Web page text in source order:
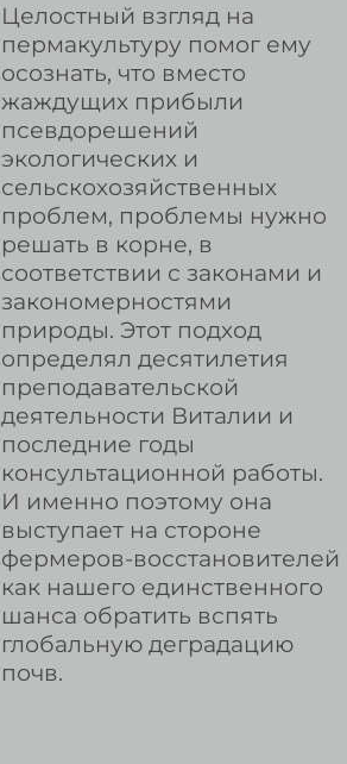
Целостный взгляд на
пермакультуру помог ему
осознать, что вместо
жаждущих прибыли
псевдорешений
экологических и
сельскохозяйственных
проблем, проблемы нужно
решать в корне, в
соответствии с законами и
закономерностями
природы. Этот подход
определял десятилетия
преподавательской
деятельности Виталии и
последние годы
консультационной работы.
И именно поэтому она
выступает на стороне
фермеров-восстановителей
как нашего единственного
шанса обратить вспять
глобальную деградацию
почв.